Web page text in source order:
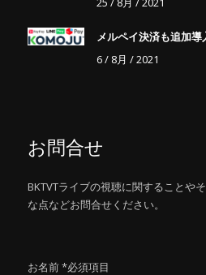
メルペイ決済も追加導
6 / 8月 / 2021
お問合せ
BKTVTライブの視聴に関することや
な点などお問合せください。
お名前 *必須項目